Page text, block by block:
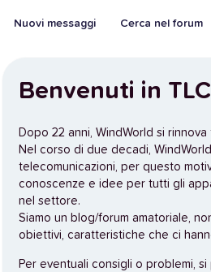
Nuovi messaggi Cerca nel forum
Benvenuti in
Dopo 22 anni, WindWorld si
Nel corso di due decadi,
telecomunicazioni, per questo
conoscenze e idee per tutti gli
nel settore.
Siamo un blog/forum amatoriale,
obiettivi, caratteristiche che ci
Per eventuali consigli o problemi,